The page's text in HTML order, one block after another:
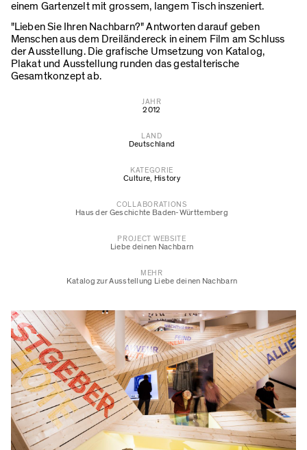
einem Gartenzelt mit grossem, langem Tisch inszeniert.
"Lieben Sie Ihren Nachbarn?" Antworten darauf geben
Menschen aus dem Dreiländereck in einem Film am Schluss
der Ausstellung. Die grafische Umsetzung von Katalog,
Plakat und Ausstellung runden das gestalterische
Gesamtkonzept ab.
JAHR
2012
LAND
Deutschland
KATEGORIE
Culture, History
COLLABORATIONS
Haus der Geschichte Baden-Württemberg
PROJECT WEBSITE
Liebe deinen Nachbarn
MEHR
Katalog zur Ausstellung Liebe deinen Nachbarn